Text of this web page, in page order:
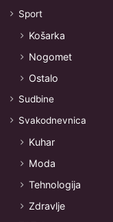
Sport
Košarka
Nogomet
Ostalo
Sudbine
Svakodnevnica
Kuhar
Moda
Tehnologija
Zdravlje